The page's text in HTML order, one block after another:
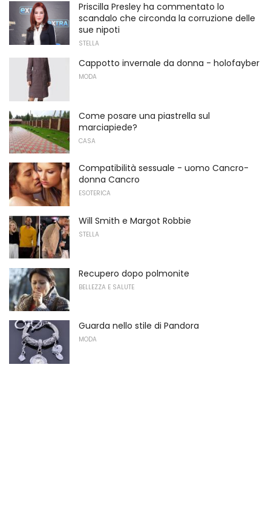
Priscilla Presley ha commentato lo
scandalo che circonda la corruzione delle
sue nipoti
STELLA
Cappotto invernale da donna - holofayber
MODA
Come posare una piastrella sul
marciapiede?
CASA
Compatibilità sessuale - uomo Cancro-
donna Cancro
ESOTERICA
Will Smith e Margot Robbie
STELLA
Recupero dopo polmonite
BELLEZZA E SALUTE
Guarda nello stile di Pandora
MODA